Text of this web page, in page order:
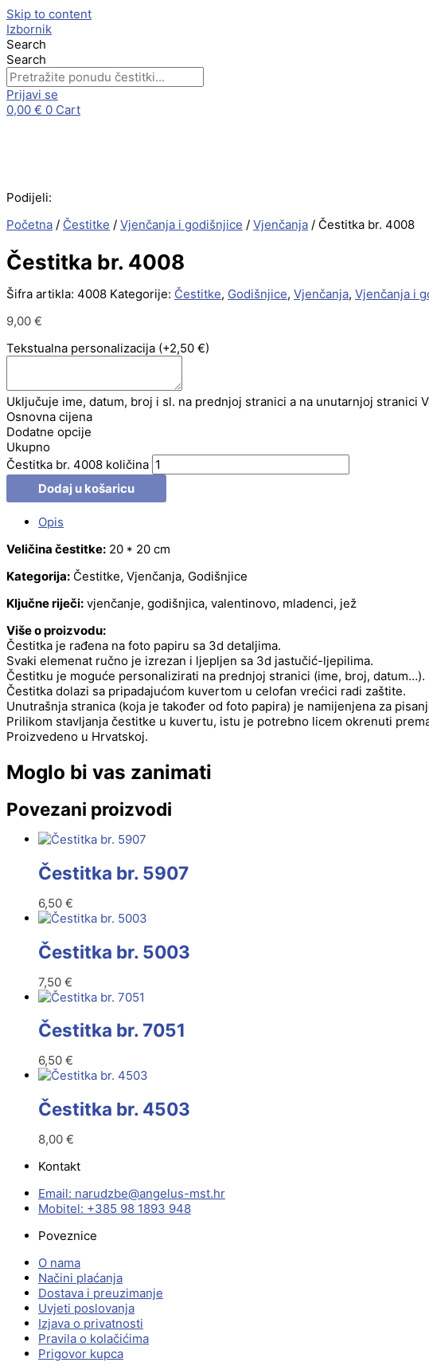
Skip to content
Izbornik
Search
Search
Prijavi se
0,00 € 0 Cart
Podijeli:
Početna / Čestitke / Vjenčanja i godišnjice / Vjenčanja / Čestitka br. 4008
Čestitka br. 4008
Šifra artikla: 4008 Kategorije: Čestitke, Godišnjice, Vjenčanja, Vjenčanja i
9,00 €
Tekstualna personalizacija (+2,50 €)
Uključuje ime, datum, broj i sl. na prednjoj stranici a na unutarnjoj stranici
Osnovna cijena
Dodatne opcije
Ukupno
Čestitka br. 4008 količina
Dodaj u košaricu
Opis
Veličina čestitke: 20 * 20 cm
Kategorija: Čestitke, Vjenčanja, Godišnjice
Ključne riječi: vjenčanje, godišnjica, valentinovo, mladenci, jež
Više o proizvodu:
Čestitka je rađena na foto papiru sa 3d detaljima.
Svaki elemenat ručno je izrezan i ljepljen sa 3d jastučić-ljepilima.
Čestitku je moguće personalizirati na prednjoj stranici (ime, broj, datum…).
Čestitka dolazi sa pripadajućom kuvertom u celofan vrećici radi zaštite.
Unutrašnja stranica (koja je također od foto papira) je namijenjena za
Prilikom stavljanja čestitke u kuvertu, istu je potrebno licem okrenuti
Proizvedeno u Hrvatskoj.
Moglo bi vas zanimati
Povezani proizvodi
Čestitka br. 5907
6,50 €
Čestitka br. 5003
7,50 €
Čestitka br. 7051
6,50 €
Čestitka br. 4503
8,00 €
Kontakt
Email:
rh.tsm-sulegna
@ebzduran
Mobitel: +385 98 1893 948
Poveznice
O nama
Načini plaćanja
Dostava i preuzimanje
Uvjeti poslovanja
Izjava o privatnosti
Pravila o kolačićima
Prigovor kupca